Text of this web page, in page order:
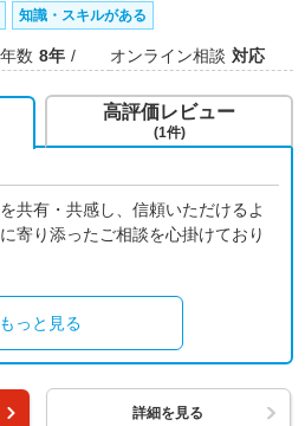
知識・スキルがある
数 8年 オンライン相談 対応
共有・共感し、信頼いただけるよ
寄り添ったご相談を心掛けており
もっと見る
高評価レビュー
(1件)
詳細を見る